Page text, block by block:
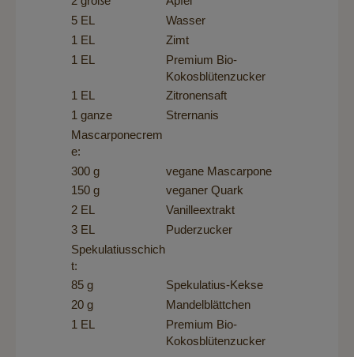
5 EL
Wasser
1 EL
Zimt
1 EL
Premium Bio-
Kokosblütenzucker
1 EL
Zitronensaft
1 ganze
Strernanis
Mascarponecrem
e:
300 g
vegane Mascarpone
150 g
veganer Quark
2 EL
Vanilleextrakt
3 EL
Puderzucker
Spekulatiusschich
t:
85 g
Spekulatius-Kekse
20 g
Mandelblättchen
1 EL
Premium Bio-
Kokosblütenzucker